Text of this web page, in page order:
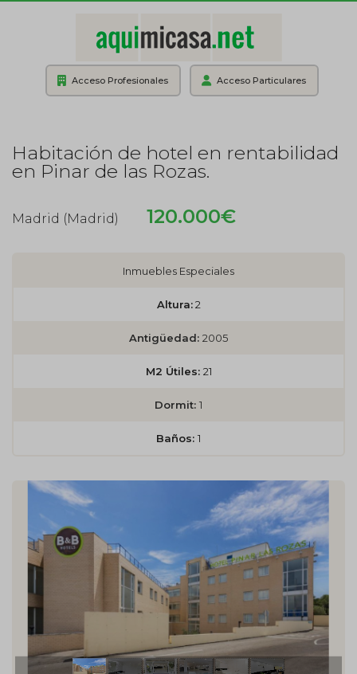
Acceso Profesionales Acceso Particulares
Habitación de hotel en rentabilidad
en Pinar de las Rozas.
Madrid (Madrid) 120.000€
Inmuebles Especiales
Altura: 2
Antigüedad: 2005
M2 Útiles: 21
Dormit: 1
Baños: 1